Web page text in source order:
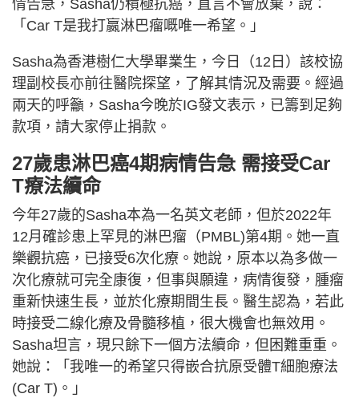
情告急，Sasha仍積極抗癌，直言不會放棄，說：
「Car T是我打嬴淋巴瘤嘅唯一希望。」
Sasha為香港樹仁大學畢業生，今日（12日）該校協
理副校長亦前往醫院探望，了解其情況及需要。經過
兩天的呼籲，Sasha今晚於IG發文表示，已籌到足夠
款項，請大家停止捐款。
27歲患淋巴癌4期病情告急 需接受Car
T療法續命
今年27歲的Sasha本為一名英文老師，但於2022年
12月確診患上罕見的淋巴瘤（PMBL)第4期。她一直
樂觀抗癌，已接受6次化療。她說，原本以為多做一
次化療就可完全康復，但事與願違，病情復發，腫瘤
重新快速生長，並於化療期間生長。醫生認為，若此
時接受二線化療及骨髓移植，很大機會也無效用。
Sasha坦言，現只餘下一個方法續命，但困難重重。
她說：「我唯一的希望只得嵌合抗原受體T細胞療法
(Car T)。」